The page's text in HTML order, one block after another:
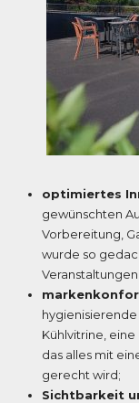
optimiertes
gewünschten
Vorbereitung,
wurde so
Kühlvitrine,
das alles mit
gerecht wird;
Sichtbarkeit